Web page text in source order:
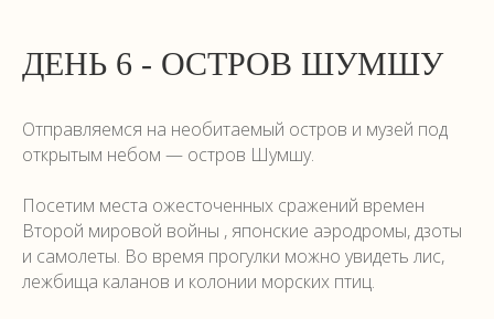
ДЕНЬ 6 - ОСТРОВ ШУМШУ
Отправляемся на необитаемый остров и музей под
открытым небом — остров Шумшу.
Посетим места ожесточенных сражений времен
Второй мировой войны , японские аэродромы, дзоты
и самолеты. Во время прогулки можно увидеть лис,
лежбища каланов и колонии морских птиц.